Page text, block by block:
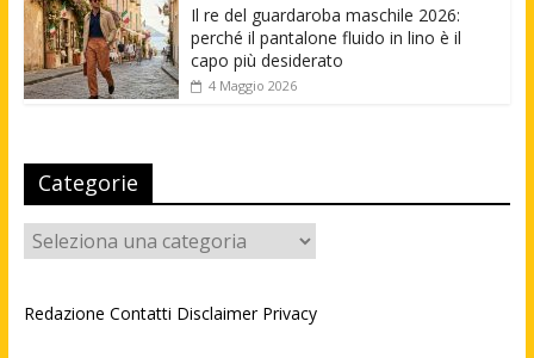
Il re del guardaroba maschile 2026:
perché il pantalone fluido in lino è il
capo più desiderato
4 Maggio 2026
Categorie
Categorie
Redazione Contatti Disclaimer Privacy